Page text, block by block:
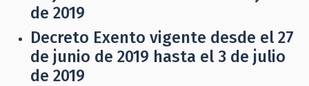
de 2019
Decreto Exento vigente desde el 27
de junio de 2019 hasta el 3 de julio
de 2019